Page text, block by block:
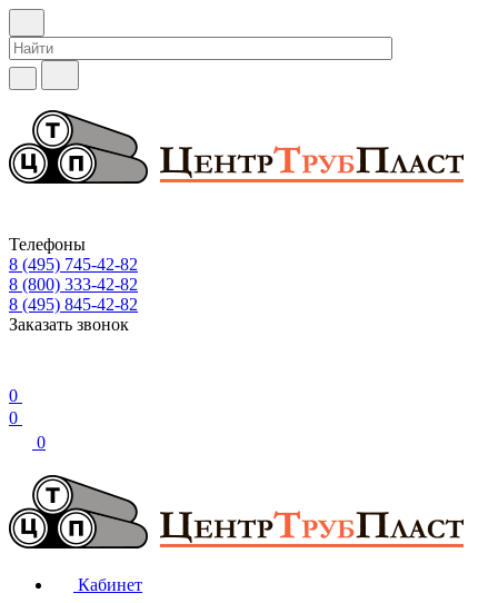
Телефоны
8 (495) 745-42-82
8 (800) 333-42-82
8 (495) 845-42-82
Заказать звонок
0
0
0
Кабинет